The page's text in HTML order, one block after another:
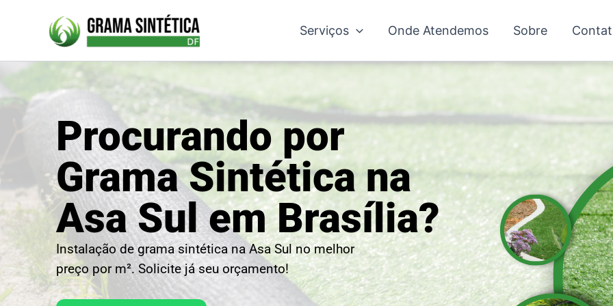
conteúdo
Serviços Onde Atendemos Sobre
Procurando por
Grama Sintética na
Asa Sul em Brasília?
Instalação de grama sintética na Asa Sul no melhor
preço por m². Solicite já seu orçamento!